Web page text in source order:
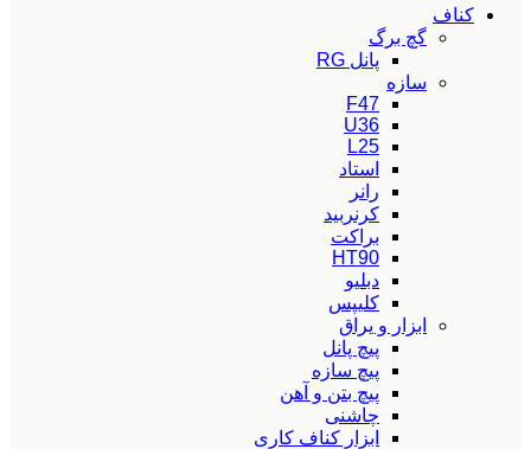
کناف
گچ برگ
پانل RG
سازه
F47
U36
L25
استاد
رانر
کرنربید
براکت
HT90
دبلیو
کلیپس
ابزار و یراق
پیچ پانل
پیچ سازه
پیچ بتن و آهن
چاشنی
ابزار کناف کاری